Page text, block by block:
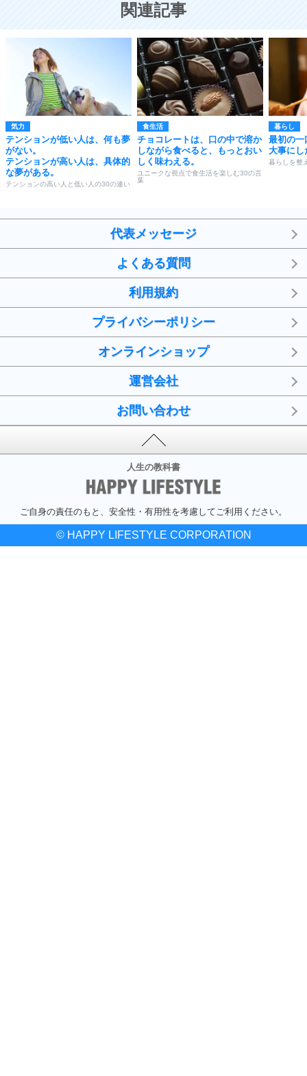
関連記事
気力
テンションが低い人は、何も夢
がない。
テンションが高い人は、具体的
な夢がある。
テンションの高い人と低い人の30の違い
食生活
チョコレートは、口の中で溶か
しながら食べると、もっとおい
しく味わえる。
ユニークな視点で食生活を楽しむ30の言
葉
暮らし
最初の一
大事にし
暮らしを整
代表メッセージ
よくある質問
利用規約
プライバシーポリシー
オンラインショップ
運営会社
お問い合わせ
人生の教科書
ご自身の責任のもと、安全性・有用性を考慮してご利用ください。
© HAPPY LIFESTYLE CORPORATION